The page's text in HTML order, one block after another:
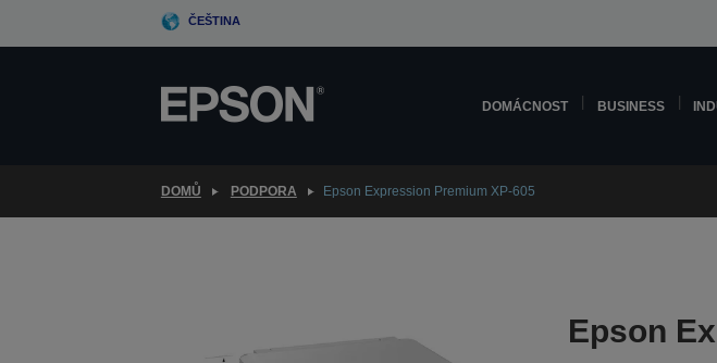
ČEŠTINA
DOMÁCNOST BUSINESS
DOMŮ PODPORA Epson Expression Premium XP-605
Epson